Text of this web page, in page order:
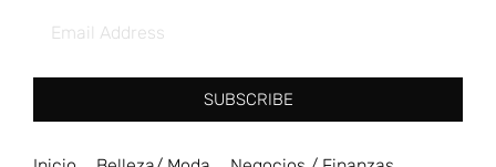
SUBSCRIBE